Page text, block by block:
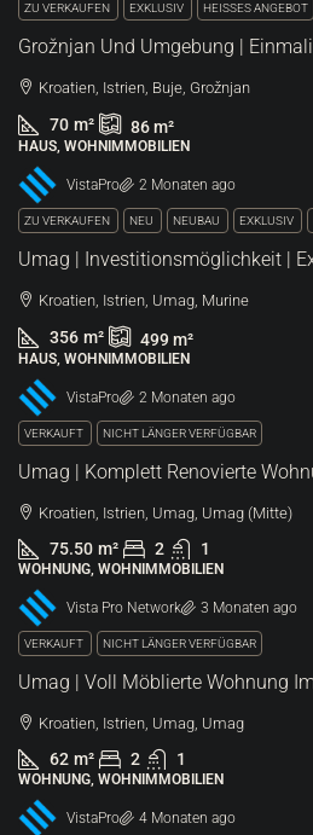
ZU VERKAUFEN EXKLUSIV HEISSES ANGEBOT
Kroatien, Istrien, Buje, Grožnjan
70 m² 86m²
HAUS, WOHNIMMOBILIEN
VistaPro 2 Monaten ago
ZU VERKAUFEN NEU NEUBAU EXKLUSIV
Kroatien, Istrien, Umag, Murine
356 m² 499m²
HAUS, WOHNIMMOBILIEN
VistaPro 2 Monaten ago
VERKAUFT NICHT LÄNGER VERFÜGBAR
Kroatien, Istrien, Umag, Umag (Mitte)
75.50 m² 2 1
WOHNUNG, WOHNIMMOBILIEN
Vista Pro Network 3 Monaten ago
VERKAUFT NICHT LÄNGER VERFÜGBAR
Kroatien, Istrien, Umag, Umag
62 m² 2 1
WOHNUNG, WOHNIMMOBILIEN
VistaPro 4 Monaten ago